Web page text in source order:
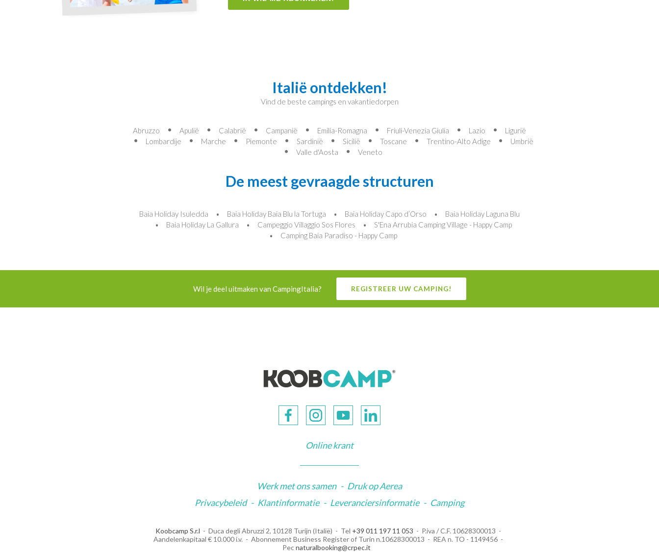
Italië ontdekken!
Vind de beste campings en vakantiedorpen
Abruzzo Apulië Calabrië Campanië Emilia-Romagna Friuli-Venezia Giulia Lazio
Ligurië
Lombardije
Marche Piemonte Sardinië Sicilië Toscane Trentino-Alto Adige
Umbrië
Valle d'Aosta
Veneto
De meest gevraagde structuren
Baia Holiday Isuledda Baia Holiday Baia Blu la Tortuga Baia Holiday Capo d’Orso
Baia Holiday Laguna Blu
Baia Holiday La Gallura
Campeggio Villaggio Sos Flores
S'Ena Arrubia Camping Village - Happy Camp
Camping Baia Paradiso - Happy Camp
Wil je deel uitmaken van CampingItalia? REGISTREER UW CAMPING!
Online krant
Werk met ons samen - Druk op Aerea
Privacybeleid - Klantinformatie - Leveranciersinformatie - Camping
Koobcamp S.r.l Duca degli Abruzzi 2, 10128 Turijn (Italië) Tel +39 011 197 11 053
P.iva / C.F. 10628300013
Aandelenkapitaal € 10.000 i.v.
Abonnement Business Register of Turin n.10628300013
REA n. TO - 1149456
Pecnaturalbooking@crpec.it